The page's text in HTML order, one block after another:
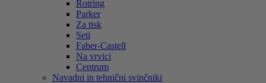
Rotring
Parker
Za tisk
Seti
Faber-Castell
Na vrvici
Centrum
Navadni in tehnični svinčniki